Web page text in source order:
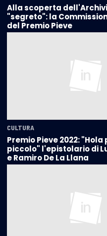
Alla scoperta
"segreto": la
del Premio Pieve
CULTURA
Premio Pieve 2022:
piccolo" l'epistolario di
e Ramiro De La Llana